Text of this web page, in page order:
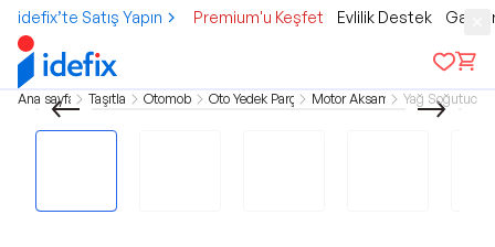
idefix’te Satış Yapın Premium'u Keşfet Evlilik Destek
Ana sayfa Taşıtlar Otomobil Oto Yedek Parça Motor Aksamı Yağ Soğutucu